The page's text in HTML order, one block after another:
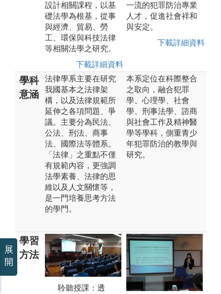
設計相關課程，以基
礎法學為根基，從事
與經濟、貿易、勞
工、環保與科技法律
等相關法學之研究。
下載詳細資料
一流的犯罪防治專業
人才，促進社會祥和
與安定。
下載詳細資料
學科
意涵
法律學系主要在研究
我國基本之法律架
構，以及法律規範所
延伸之各項問題、爭
議。主要分為民法、
公法、刑法、商事
法、國際法等體系。
「法律」之重點不僅
有規範內容，更強調
法學素養、法律的思
維以及人文關懷等，
是一門培養思考方法
的學門。
本系定位在科際整合
之取向，融合犯罪
學、心理學、社會
學、刑事法學、諮商
與社會工作及精神醫
學等學科，側重青少
年犯罪防治的教學與
研究。
學習
方法
聆聽授課：透
閱讀教材：閱
展
開